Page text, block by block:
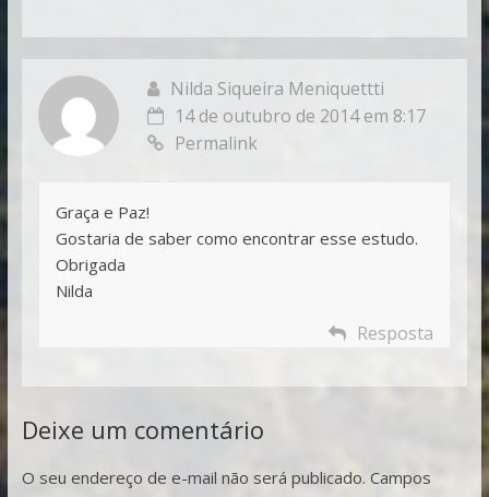
Nilda Siqueira Meniquettti
14 de outubro de 2014 em 8:17
Permalink
Graça e Paz!
Gostaria de saber como encontrar esse estudo.
Obrigada
Nilda
Resposta
Deixe um comentário
O seu endereço de e-mail não será publicado. Campos